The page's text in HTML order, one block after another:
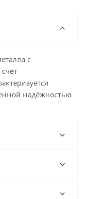
с
надёжностью